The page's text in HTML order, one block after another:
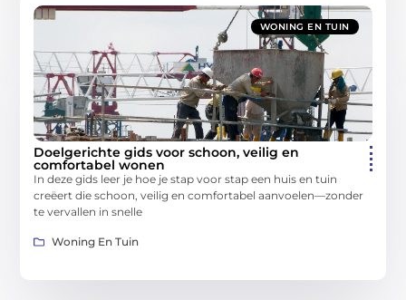
WONING EN TUIN
Doelgerichte gids voor schoon, veilig en
comfortabel wonen
In deze gids leer je hoe je stap voor stap een huis en tuin
creëert die schoon, veilig en comfortabel aanvoelen—zonder
te vervallen in snelle
Woning En Tuin